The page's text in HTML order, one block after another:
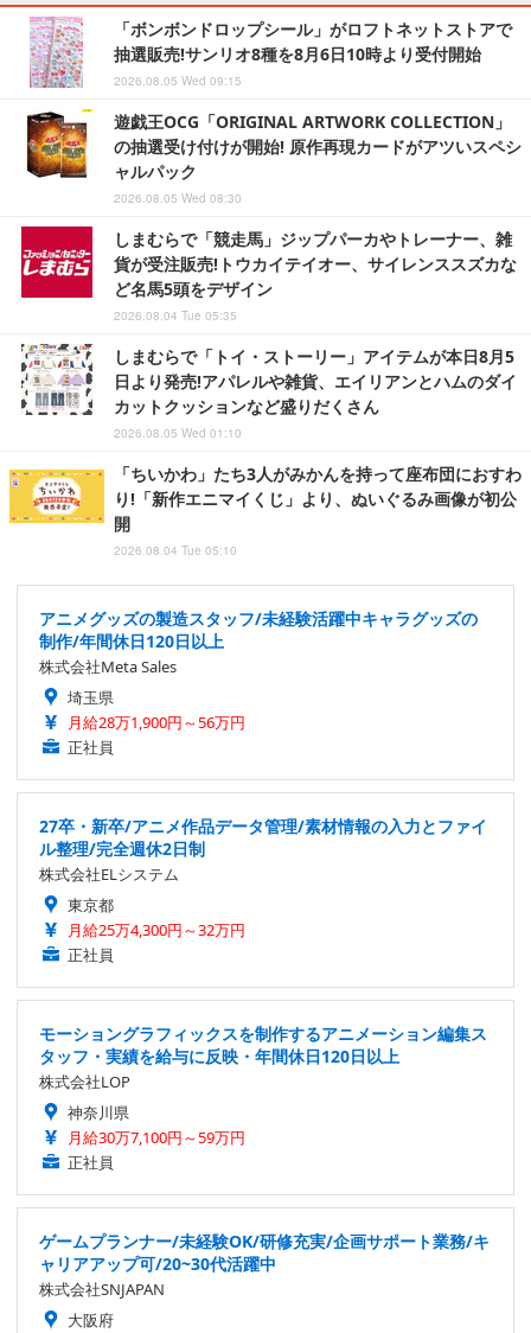
「ボンボンドロップシール」がロフトネットストアで
抽選販売!サンリオ8種を8月6日10時より受付開始
2026.08.05 Wed 09:15
遊戯王OCG「ORIGINAL ARTWORK COLLECTION」
の抽選受け付けが開始! 原作再現カードがアツいスペシ
ャルパック
2026.08.05 Wed 08:30
しまむらで「競走馬」ジップパーカやトレーナー、雑
貨が受注販売!トウカイテイオー、サイレンススズカな
ど名馬5頭をデザイン
2026.08.04 Tue 05:35
しまむらで「トイ・ストーリー」アイテムが本日8月5
日より発売!アパレルや雑貨、エイリアンとハムのダイ
カットクッションなど盛りだくさん
2026.08.05 Wed 01:10
「ちいかわ」たち3人がみかんを持って座布団におすわ
り!「新作エニマイくじ」より、ぬいぐるみ画像が初公
開
2026.08.04 Tue 05:10
アニメグッズの製造スタッフ/未経験活躍中キャラグッズの
制作/年間休日120日以上
株式会社Meta Sales
埼玉県
月給28万1,900円～56万円
正社員
27卒・新卒/アニメ作品データ管理/素材情報の入力とファイ
ル整理/完全週休2日制
株式会社ELシステム
東京都
月給25万4,300円～32万円
正社員
モーショングラフィックスを制作するアニメーション編集ス
タッフ・実績を給与に反映・年間休日120日以上
株式会社LOP
神奈川県
月給30万7,100円～59万円
正社員
ゲームプランナー/未経験OK/研修充実/企画サポート業務/キ
ャリアアップ可/20~30代活躍中
株式会社SNJAPAN
大阪府